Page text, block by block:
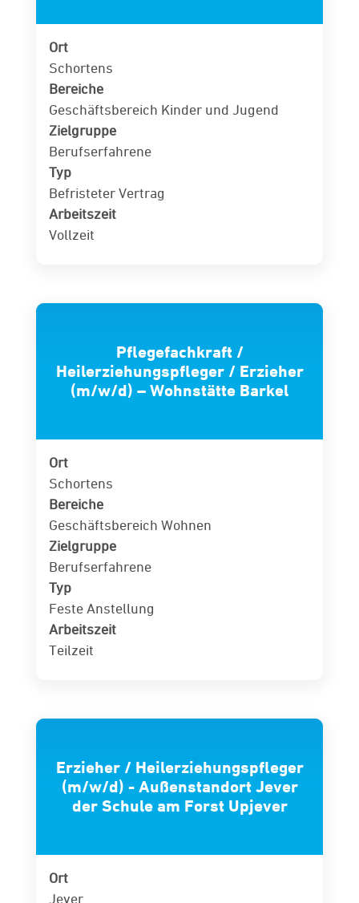
Ort
Schortens
Bereiche
Geschäftsbereich Kinder und Jugend
Zielgruppe
Berufserfahrene
Typ
Befristeter Vertrag
Arbeitszeit
Vollzeit
Pflegefachkraft /
Heilerziehungspfleger / Erzieher
(m/w/d) – Wohnstätte Barkel
Ort
Schortens
Bereiche
Geschäftsbereich Wohnen
Zielgruppe
Berufserfahrene
Typ
Feste Anstellung
Arbeitszeit
Teilzeit
Erzieher / Heilerziehungspfleger
(m/w/d) - Außenstandort Jever
der Schule am Forst Upjever
Ort
Jever